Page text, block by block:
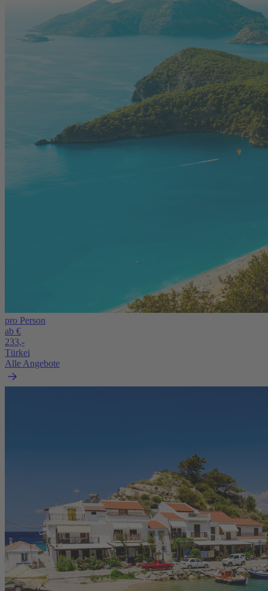
pro Person
ab €
233,-
Türkei
Alle Angebote